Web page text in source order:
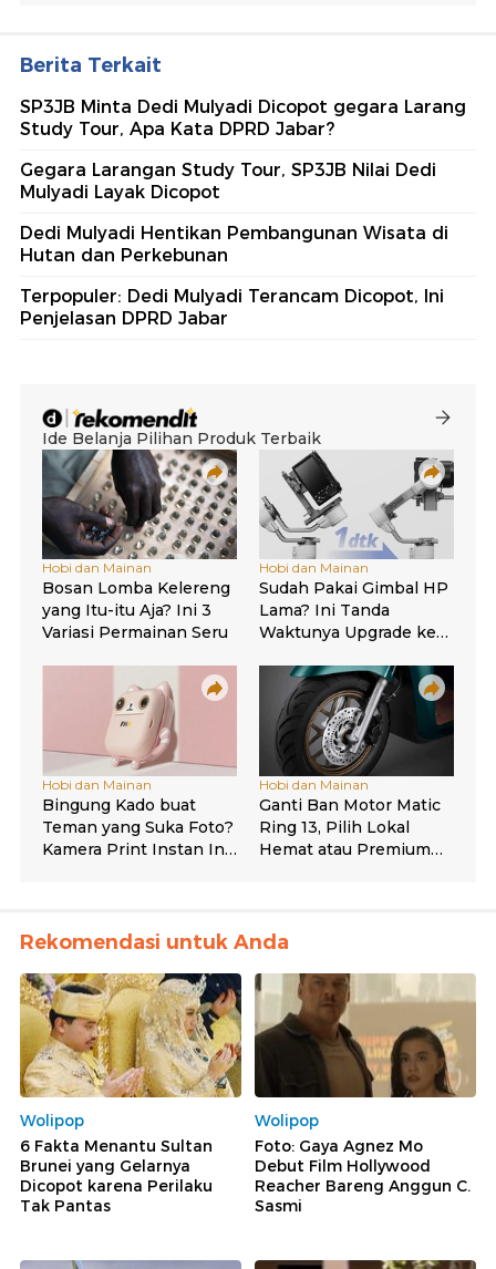
Berita Terkait
SP3JB Minta Dedi Mulyadi Dicopot gegara Larang
Study Tour, Apa Kata DPRD Jabar?
Gegara Larangan Study Tour, SP3JB Nilai Dedi
Mulyadi Layak Dicopot
Dedi Mulyadi Hentikan Pembangunan Wisata di
Hutan dan Perkebunan
Terpopuler: Dedi Mulyadi Terancam Dicopot, Ini
Penjelasan DPRD Jabar
Rekomendasi untuk Anda
Wolipop
6 Fakta Menantu Sultan
Brunei yang Gelarnya
Dicopot karena Perilaku
Tak Pantas
Wolipop
Foto: Gaya Agnez Mo
Debut Film Hollywood
Reacher Bareng Anggun C.
Sasmi